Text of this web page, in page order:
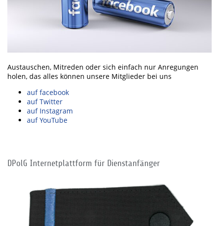
Austauschen, Mitreden oder sich einfach nur Anregungen
holen, das alles können unsere Mitglieder bei uns
auf facebook
auf Twitter
auf Instagram
auf YouTube
DPolG Internetplattform für Dienstanfänger